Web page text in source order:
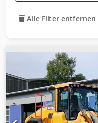
Alle Filter entfernen